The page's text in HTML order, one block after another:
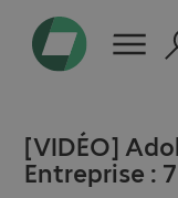
[VIDÉO]
Entreprise :